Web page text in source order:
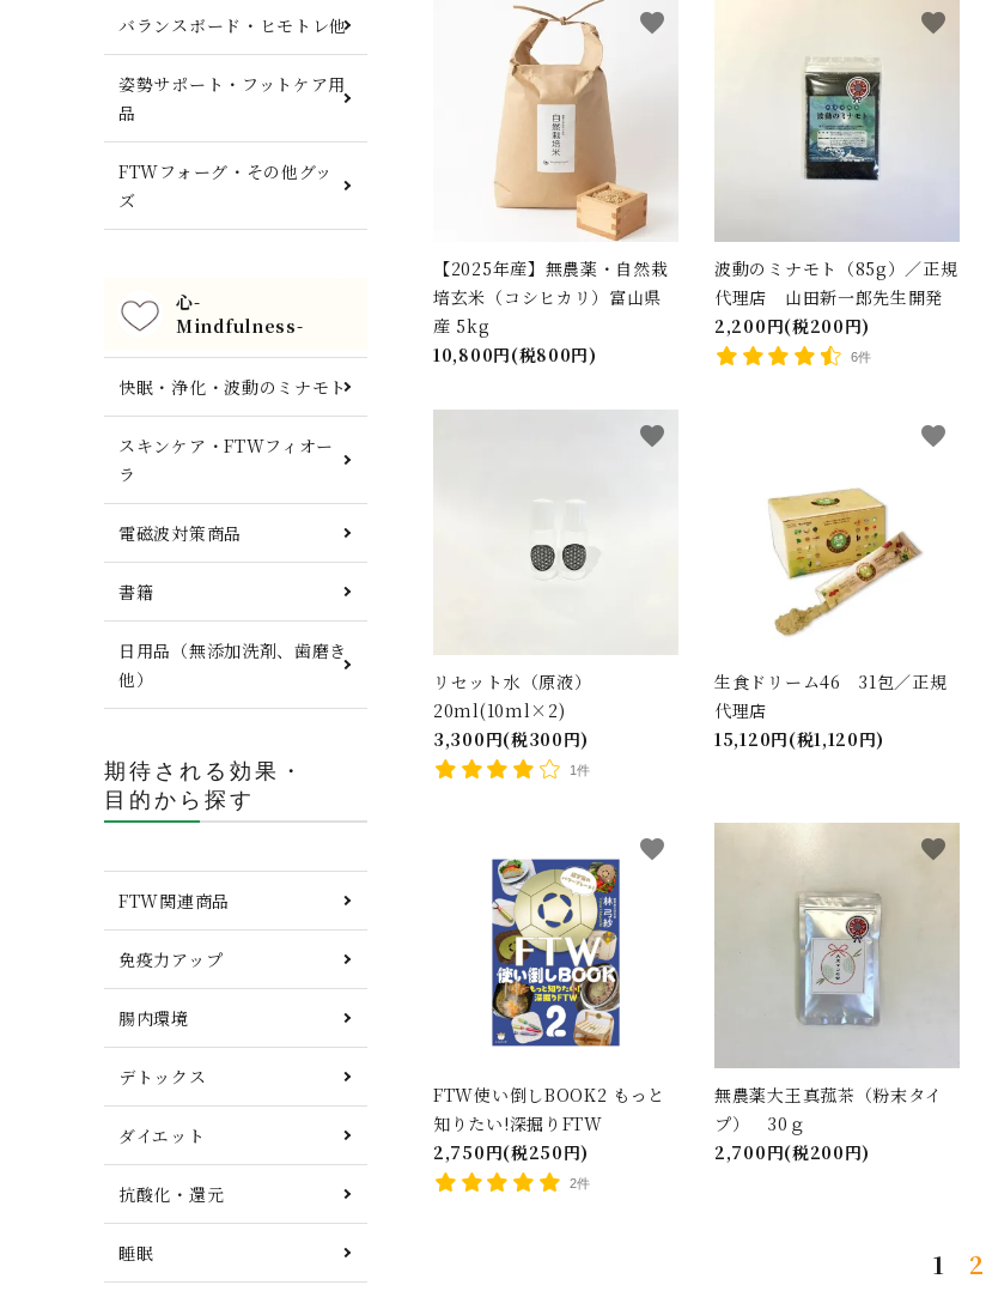
【2025年産】無農薬・自然栽
培玄米（コシヒカリ）富山県
産 5kg
10,800円(税800円)
favorite
波動のミナモト（85g）／正規
代理店 山田新一郎先生開発
2,200円(税200円)
6件
favorite
リセット水（原液）
20ml(10ml×2)
3,300円(税300円)
1件
favorite
生食ドリーム46 31包／正規
代理店
15,120円(税1,120円)
favorite
FTW使い倒しBOOK2 もっと
知りたい!深掘りFTW
2,750円(税250円)
2件
favorite
無農薬大王真菰茶（粉末タイ
プ） 30ｇ
2,700円(税200円)
favorite
1 2
キーワード
カテゴリー
バランスボード・ヒモトレ他
姿勢サポート・フットケア用
品
FTWフォーグ・その他グッ
ズ
心-
Mindfulness-
快眠・浄化・波動のミナモト
スキンケア・FTWフィオー
ラ
電磁波対策商品
書籍
日用品（無添加洗剤、歯磨き
他）
期待される効果・
目的から探す
FTW関連商品
免疫力アップ
腸内環境
デトックス
ダイエット
抗酸化・還元
睡眠